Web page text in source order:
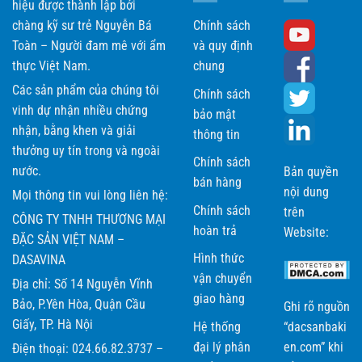
hiệu được thành lập bởi
chàng kỹ sư trẻ Nguyễn Bá
Toàn – Người đam mê với ẩm
thực Việt Nam.
Các sản phẩm của chúng tôi
vinh dự nhận nhiều chứng
nhận, bằng khen và giải
thưởng uy tín trong và ngoài
nước.
Mọi thông tin vui lòng liên hệ:
CÔNG TY TNHH THƯƠNG MẠI
ĐẶC SẢN VIỆT NAM –
DASAVINA
Địa chỉ: Số 14 Nguyễn Vĩnh
Bảo, P.Yên Hòa, Quận Cầu
Giấy, TP. Hà Nội
Điện thoại: 024.66.82.3737 –
Chính sách
và quy định
chung
Chính sách
bảo mật
thông tin
Chính sách
bán hàng
Chính sách
hoàn trả
Hình thức
vận chuyển
giao hàng
Hệ thống
đại lý phân
Bản quyền
nội dung
trên
Website:
Ghi rõ nguồn
“dacsanbaki
en.com” khi